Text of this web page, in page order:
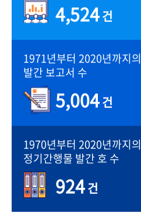
4,524건
1971년부터 2020년까지의
발간 보고서 수
5,004건
1970년부터 2020년까지의
정기간행물 발간 호 수
924건